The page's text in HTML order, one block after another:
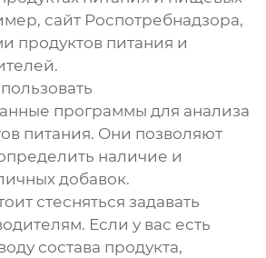
сайт Роспотребнадзора,
продуктов питания и
программы для анализа
питания. Они позволяют
наличие и
добавок.
стесняться задавать
Если у вас есть
состава продукта,